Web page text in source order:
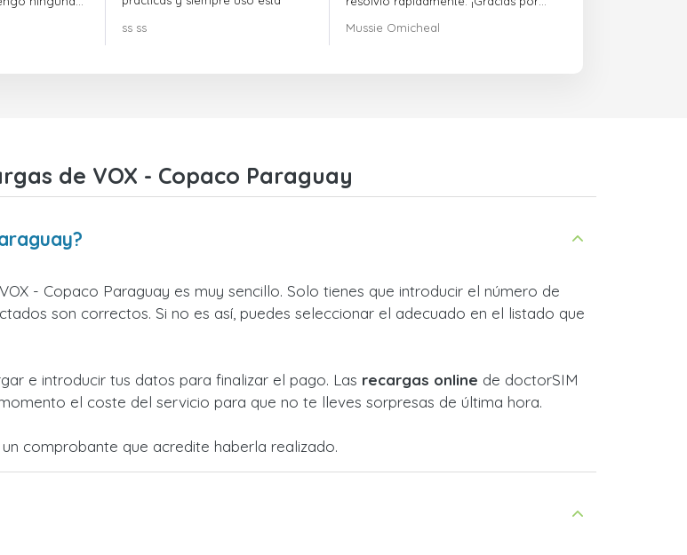
ss ss
Mussie Omicheal
de VOX - Copaco Paraguay
- Copaco Paraguay es muy sencillo. Solo tienes que introducir el número de
son correctos. Si no es así, puedes seleccionar el adecuado en el listado que
e introducir tus datos para finalizar el pago. Las recargas online de doctorSIM
el coste del servicio para que no te lleves sorpresas de última hora.
comprobante que acredite haberla realizado.